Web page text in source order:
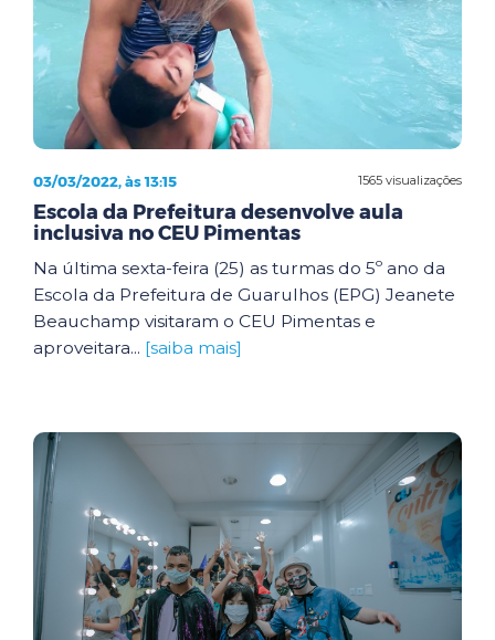
1565 visualizações
03/03/2022, às 13:15
Escola da Prefeitura desenvolve aula
inclusiva no CEU Pimentas
Na última sexta-feira (25) as turmas do 5º ano da
Escola da Prefeitura de Guarulhos (EPG) Jeanete
Beauchamp visitaram o CEU Pimentas e
aproveitara... [saiba mais]